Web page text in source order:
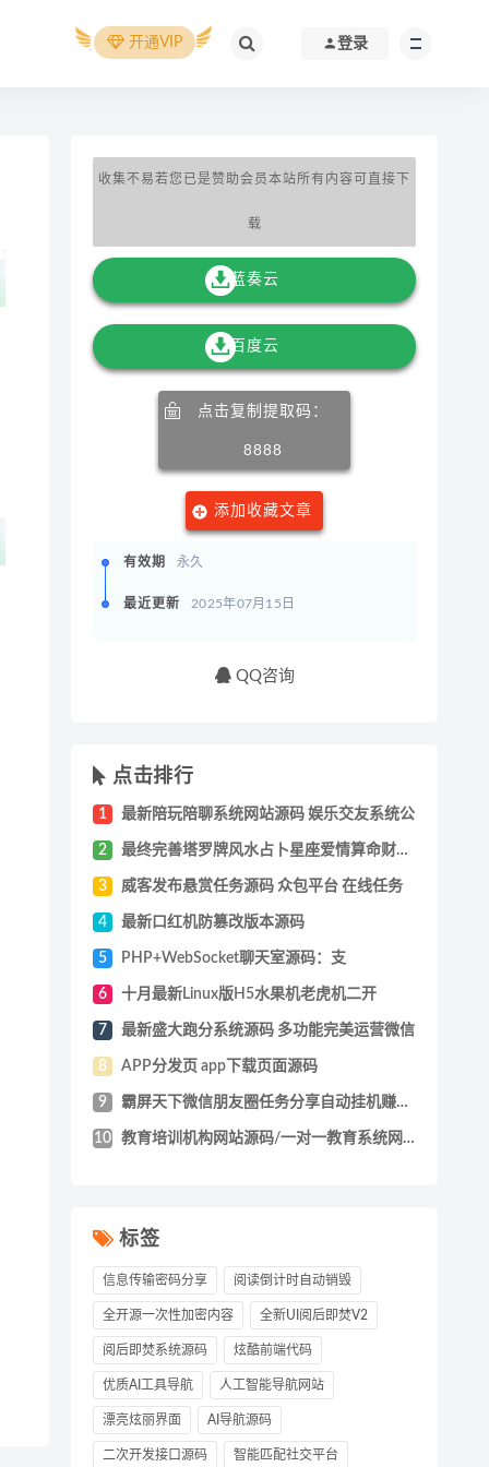
开通VIP 登录
收集不易若您已是赞助会员本站所有内容可直接下
载
蓝奏云
百度云
点击复制提取码：
8888
添加收藏文章
有效期 永久
最近更新 2025年07月15日
QQ咨询
点击排行
1 最新陪玩陪聊系统网站源码 娱乐交友系统公
2 最终完善塔罗牌风水占卜星座爱情算命财运未
3 威客发布悬赏任务源码 众包平台 在线任务
4 最新口红机防篡改版本源码
5 PHP+WebSocket聊天室源码：支
6 十月最新Linux版H5水果机老虎机二开
7 最新盛大跑分系统源码 多功能完美运营微信
8 APP分发页 app下载页面源码
9 霸屏天下微信朋友圈任务分享自动挂机赚钱A
10 教育培训机构网站源码/一对一教育系统网站
标签
信息传输密码分享 阅读倒计时自动销毁
全开源一次性加密内容 全新UI阅后即焚V2
阅后即焚系统源码 炫酷前端代码
优质AI工具导航 人工智能导航网站
漂亮炫丽界面 AI导航源码
二次开发接口源码 智能匹配社交平台